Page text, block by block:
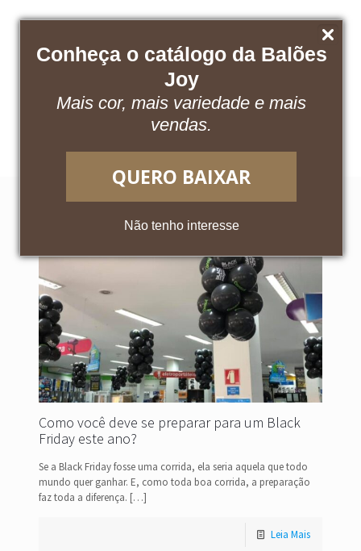
Conheça o catálogo da Balões
Joy
Mais cor, mais variedade e mais
vendas.
QUERO BAIXAR
Não tenho interesse
Baixe nosso catálogo Acesse o App
Como você deve se preparar para um Black
Friday este ano?
Se a Black Friday fosse uma corrida, ela seria aquela que todo
mundo quer ganhar. E, como toda boa corrida, a preparação
faz toda a diferença. […]
Leia Mais